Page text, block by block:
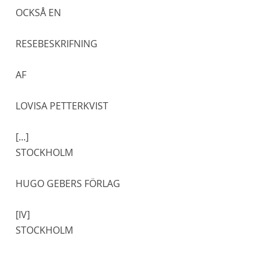
OCKSÅ EN
RESEBESKRIFNING
AF
LOVISA PETTERKVIST
[...]
STOCKHOLM
HUGO GEBERS FÖRLAG
[IV]
STOCKHOLM